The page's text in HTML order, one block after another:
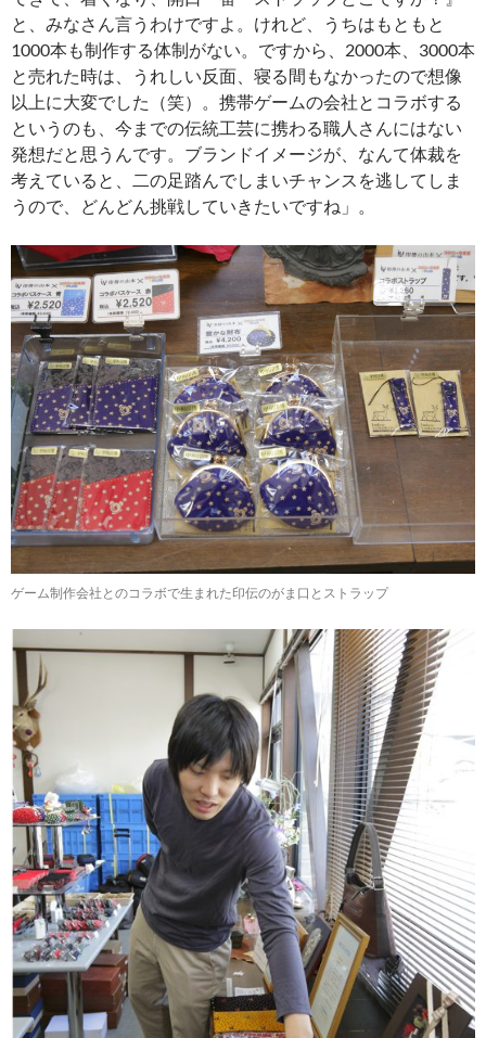
と、みなさん言うわけですよ。けれど、うちはもともと
1000本も制作する体制がない。ですから、2000本、3000本
と売れた時は、うれしい反面、寝る間もなかったので想像
以上に大変でした（笑）。携帯ゲームの会社とコラボする
というのも、今までの伝統工芸に携わる職人さんにはない
発想だと思うんです。ブランドイメージが、なんて体裁を
考えていると、二の足踏んでしまいチャンスを逃してしま
うので、どんどん挑戦していきたいですね」。
ゲーム制作会社とのコラボで生まれた印伝のがま口とストラップ